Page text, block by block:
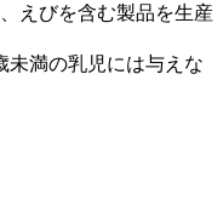
えびを含む製品を生産
満の乳児には与えな